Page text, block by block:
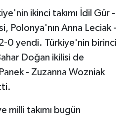
ikinci takımı İdil Gür -
Polonya'nın Anna Leciak -
0 yendi. Türkiye'nin birinci
Doğan ikilisi de
- Zuzanna Wozniak
milli takımı bugün